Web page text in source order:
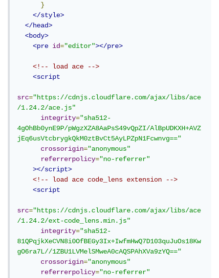
}
</style>
</head>
<body>
<pre
id="editor"></pre>
<!-- load ace -->
<script
src="https://cdnjs.cloudflare.com/ajax/libs/ace
/1.24.2/ace.js"
integrity="sha512-
4gOhBb0ynE9P/pWgzXZA8AaPsS49vQpZI/AlBpUDKXH+AVZ
jEq6usVtcbrygkQkM0ztBvCt5AyLPZpN1Fcwnvg=="
crossorigin="anonymous"
referrerpolicy="no-referrer"
></script>
<!-- load ace code_lens extension -->
<script
src="https://cdnjs.cloudflare.com/ajax/libs/ace
/1.24.2/ext-code_lens.min.js"
integrity="sha512-
81QPqjkXeCVN8i0OfBEGy3Ix+IwfmHwQ7D103quJuOs18Kw
gO6ra7L//1ZBU1LVMelSMweA0cAQSPAhXVa9zYQ=="
crossorigin="anonymous"
referrerpolicy="no-referrer"